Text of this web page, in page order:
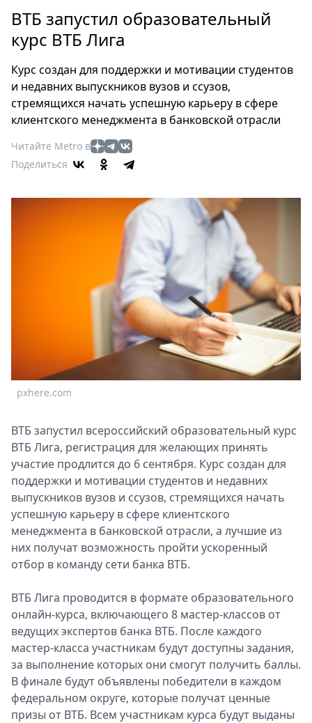
Россия
Мир
Еда
Туризм
Мода
Театр
Кино
Афиша
Книги
Выставки
Metro
Стримы
Спецпроекты
Звезды
Выборы
2026
Скачай
ВТБ запустил образовательный
курс ВТБ Лига
Курс создан для поддержки и мотивации студентов
и недавних выпускников вузов и ссузов,
стремящихся начать успешную карьеру в сфере
клиентского менеджмента в банковской отрасли
Читайте Metro в
Поделиться
pxhere.com
ВТБ запустил всероссийский образовательный курс
ВТБ Лига, регистрация для желающих принять
участие продлится до 6 сентября. Курс создан для
поддержки и мотивации студентов и недавних
выпускников вузов и ссузов, стремящихся начать
успешную карьеру в сфере клиентского
менеджмента в банковской отрасли, а лучшие из
них получат возможность пройти ускоренный
отбор в команду сети банка ВТБ.
ВТБ Лига проводится в формате образовательного
онлайн-курса, включающего 8 мастер-классов от
ведущих экспертов банка ВТБ. После каждого
мастер-класса участникам будут доступны задания,
за выполнение которых они смогут получить баллы.
В финале будут объявлены победители в каждом
федеральном округе, которые получат ценные
призы от ВТБ. Всем участникам курса будут выданы